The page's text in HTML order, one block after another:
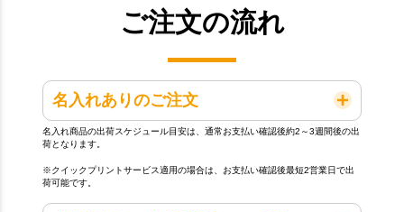
ご注文の流れ
名入れありのご注文
名入れ商品の出荷スケジュール目安は、通常お支払い確認後約2～3週間後の出
荷となります。
※クイックプリントサービス適用の場合は、お支払い確認後最短2営業日で出
荷可能です。